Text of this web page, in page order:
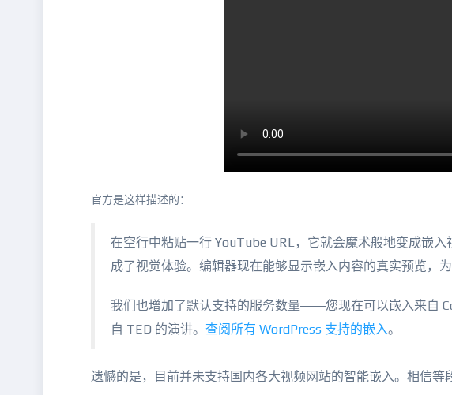
官方是这样描述的：
在空行中粘贴一行 YouTube URL，它就会魔术般地变成嵌
成了视觉体验。编辑器现在能够显示嵌入内容的真实预览，
我们也增加了默认支持的服务数量——您现在可以嵌入来自
自 TED 的演讲。 查阅所有 WordPress 支持的嵌入。
遗憾的是，目前并未支持国内各大视频网站的智能嵌入。相信